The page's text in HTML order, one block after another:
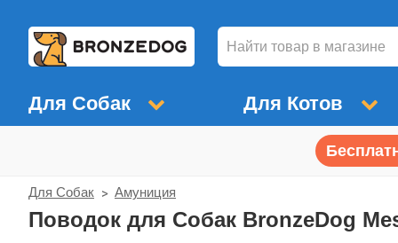
Для Собак Для Котов
Для Собак Амуниция
Поводок для Собак BronzeDog